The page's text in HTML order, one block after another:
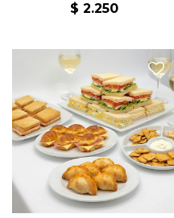
$ 2.250
24 Sándwiches jamón y
queso, 24 sándwiches
olímpicos, 24 sándwiches
surtidos, 16 jesuitas jamón y
queso, 16 medialunitas
jamón y queso, 16
empanaditas, 1 snack
horneado x3, 1 Kg de
masitas.